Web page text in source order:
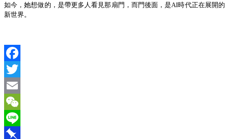
如今，她想做的，是帶更多人看見那扇門 ， 而門後面，是AI時代正在展開的
新世界。
Facebook
Twitter
Email
WeChat
Line